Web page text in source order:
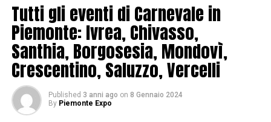
Tutti gli eventi di Carnevale in
Piemonte: Ivrea, Chivasso,
Santhia, Borgosesia, Mondovì,
Crescentino, Saluzzo, Vercelli
Published 3 anni ago on 8 Gennaio 2024
By Piemonte Expo